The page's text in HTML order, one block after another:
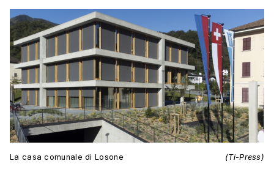
La casa comunale di Losone (Ti-Press)